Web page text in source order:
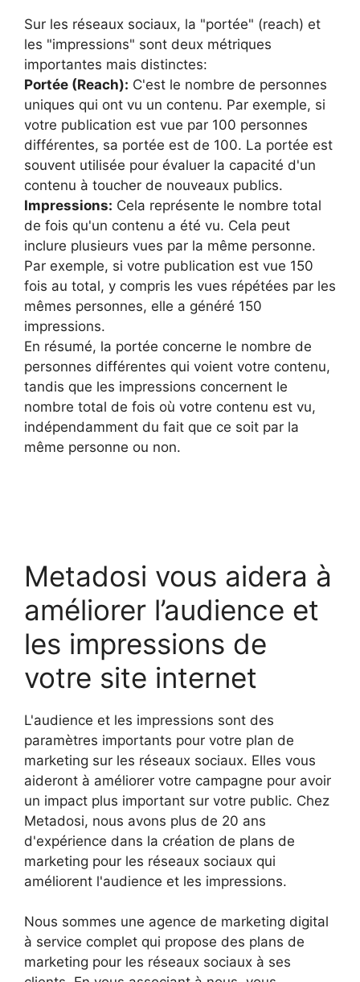
Sur les réseaux sociaux, la "portée" (reach) et
les "impressions" sont deux métriques
importantes mais distinctes:
Portée (Reach): C'est le nombre de personnes
uniques qui ont vu un contenu. Par exemple, si
votre publication est vue par 100 personnes
différentes, sa portée est de 100. La portée est
souvent utilisée pour évaluer la capacité d'un
contenu à toucher de nouveaux publics.
Impressions: Cela représente le nombre total
de fois qu'un contenu a été vu. Cela peut
inclure plusieurs vues par la même personne.
Par exemple, si votre publication est vue 150
fois au total, y compris les vues répétées par les
mêmes personnes, elle a généré 150
impressions.
En résumé, la portée concerne le nombre de
personnes différentes qui voient votre contenu,
tandis que les impressions concernent le
nombre total de fois où votre contenu est vu,
indépendamment du fait que ce soit par la
même personne ou non.
Metadosi vous aidera à
améliorer l’audience et
les impressions de
votre site internet
L'audience et les impressions sont des
paramètres importants pour votre plan de
marketing sur les réseaux sociaux. Elles vous
aideront à améliorer votre campagne pour avoir
un impact plus important sur votre public. Chez
Metadosi, nous avons plus de 20 ans
d'expérience dans la création de plans de
marketing pour les réseaux sociaux qui
améliorent l'audience et les impressions.
Nous sommes une agence de marketing digital
à service complet qui propose des plans de
marketing pour les réseaux sociaux à ses